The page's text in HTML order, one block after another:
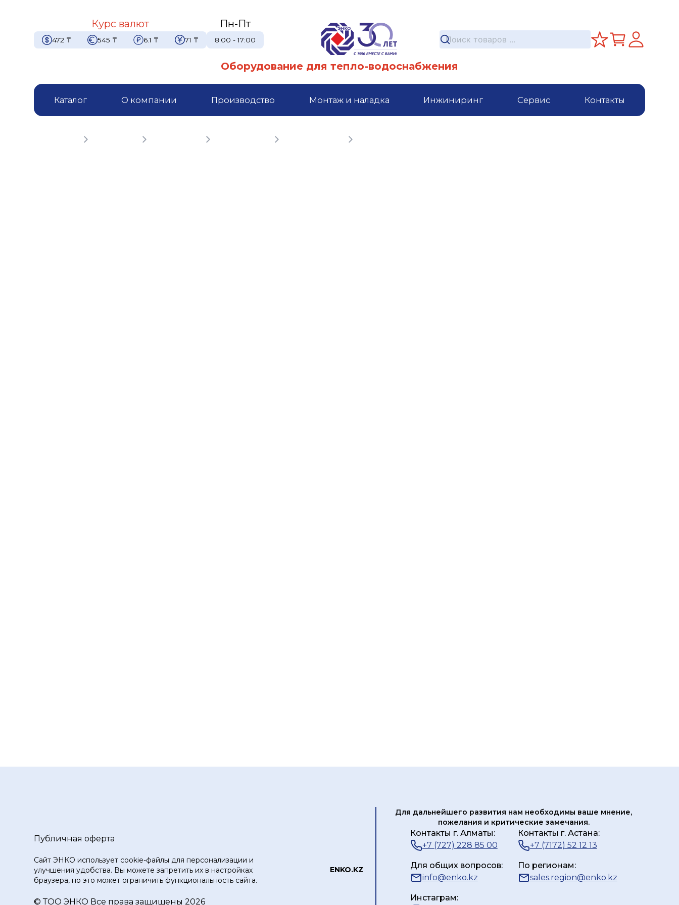
Курс валют
472 ₸ 545 ₸ 6.1 ₸ 71 ₸
Пн-Пт
8:00 - 17:00
Оборудование для тепло-водоснабжения
Каталог О компании Производство Монтаж и наладка Инжиниринг Сервис Контакты
Публичная оферта
Сайт ЭНКО использует cookie-файлы для персонализации и
улучшения удобства. Вы можете запретить их в настройках
браузера, но это может ограничить функциональность сайта.
© ТOO ЭНКО Все права защищены 2026
ЕNKO.KZ
Для дальнейшего развития нам необходимы ваше мнение,
пожелания и критические замечания.
Контакты г. Алматы:
+7 (727) 228 85 00
Контакты г. Астана:
+7 (7172) 52 12 13
Для общих вопросов:
info@enko.kz
По регионам:
sales.region@enko.kz
Инстаграм: